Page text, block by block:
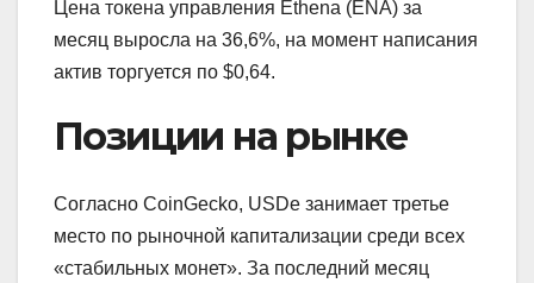
Цена токена управления Ethena (ENA) за
месяц выросла на 36,6%, на момент написания
актив торгуется по $0,64.
Позиции на рынке
Согласно CoinGecko, USDe занимает третье
место по рыночной капитализации среди всех
«стабильных монет». За последний месяц